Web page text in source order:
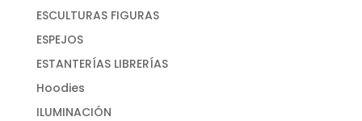
ESCULTURAS FIGURAS
ESPEJOS
ESTANTERÍAS LIBRERÍAS
Hoodies
ILUMINACIÓN